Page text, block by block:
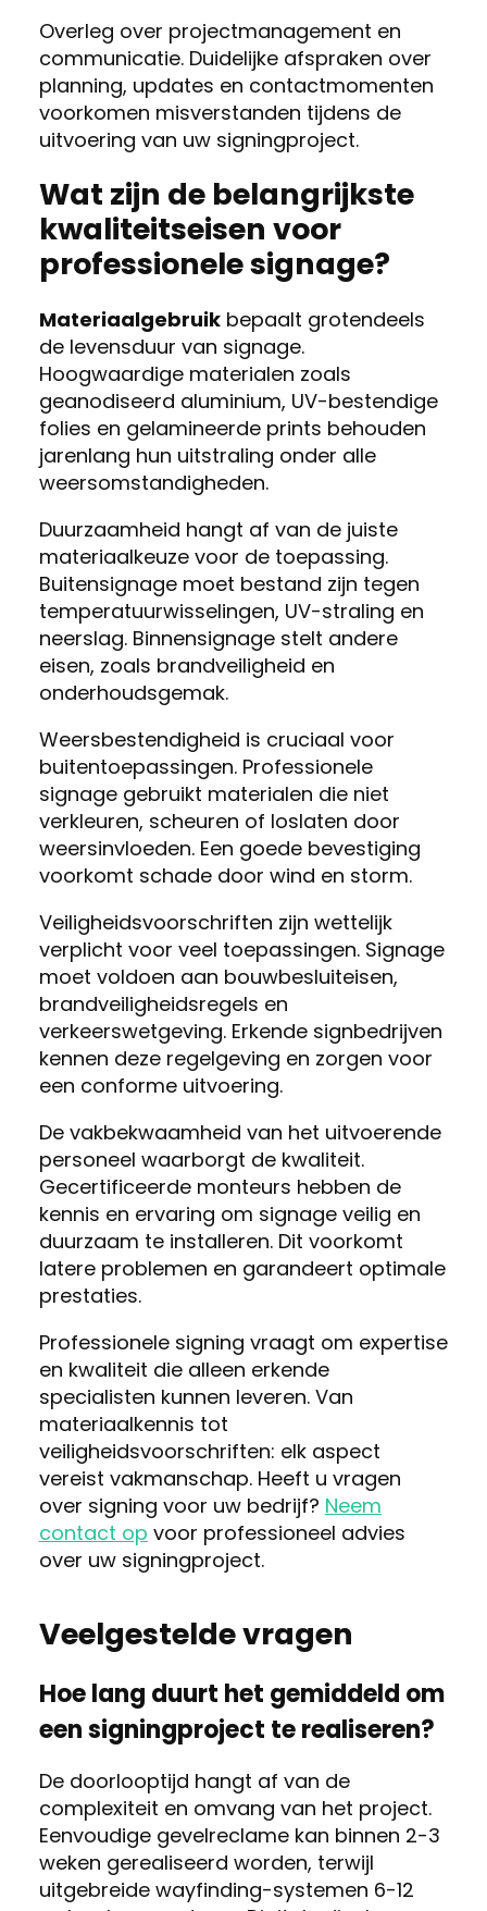
Overleg over projectmanagement en
communicatie. Duidelijke afspraken over
planning, updates en contactmomenten
voorkomen misverstanden tijdens de
uitvoering van uw signingproject.
Wat zijn de belangrijkste
kwaliteitseisen voor
professionele signage?
Materiaalgebruikbepaalt grotendeels
de levensduur van signage.
Hoogwaardige materialen zoals
geanodiseerd aluminium, UV-bestendige
folies en gelamineerde prints behouden
jarenlang hun uitstraling onder alle
weersomstandigheden.
Duurzaamheid hangt af van de juiste
materiaalkeuze voor de toepassing.
Buitensignage moet bestand zijn tegen
temperatuurwisselingen, UV-straling en
neerslag. Binnensignage stelt andere
eisen, zoals brandveiligheid en
onderhoudsgemak.
Weersbestendigheid is cruciaal voor
buitentoepassingen. Professionele
signage gebruikt materialen die niet
verkleuren, scheuren of loslaten door
weersinvloeden. Een goede bevestiging
voorkomt schade door wind en storm.
Veiligheidsvoorschriften zijn wettelijk
verplicht voor veel toepassingen. Signage
moet voldoen aan bouwbesluiteisen,
brandveiligheidsregels en
verkeerswetgeving. Erkende signbedrijven
kennen deze regelgeving en zorgen voor
een conforme uitvoering.
De vakbekwaamheid van het uitvoerende
personeel waarborgt de kwaliteit.
Gecertificeerde monteurs hebben de
kennis en ervaring om signage veilig en
duurzaam te installeren. Dit voorkomt
latere problemen en garandeert optimale
prestaties.
Professionele signing vraagt om expertise
en kwaliteit die alleen erkende
specialisten kunnen leveren. Van
materiaalkennis tot
veiligheidsvoorschriften: elk aspect
vereist vakmanschap. Heeft u vragen
over signing voor uw bedrijf? Neem
contact op voor professioneel advies
over uw signingproject.
Veelgestelde vragen
Hoe lang duurt het gemiddeld om
een signingproject te realiseren?
De doorlooptijd hangt af van de
complexiteit en omvang van het project.
Eenvoudige gevelreclame kan binnen 2-3
weken gerealiseerd worden, terwijl
uitgebreide wayfinding-systemen 6-12